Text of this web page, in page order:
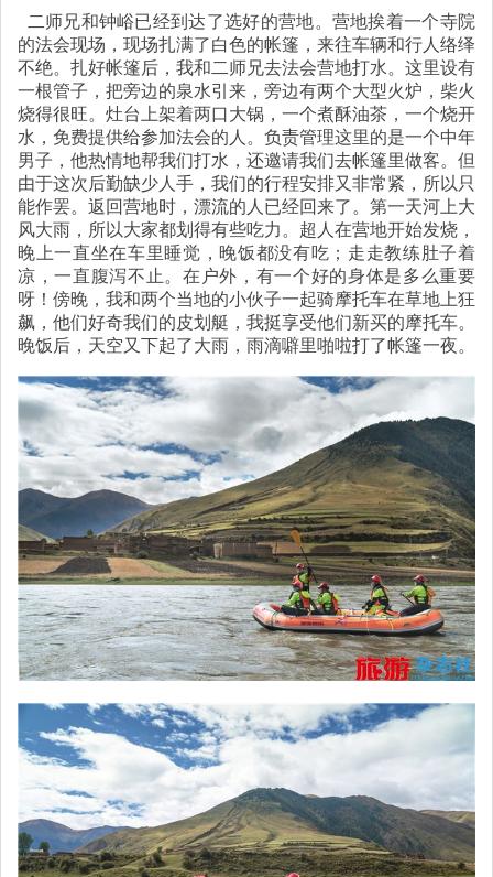
二师兄和钟峪已经到达了选好的营地。营地挨着一个寺院
的法会现场，现场扎满了白色的帐篷，来往车辆和行人络绎
不绝。扎好帐篷后，我和二师兄去法会营地打水。这里设有
一根管子，把旁边的泉水引来，旁边有两个大型火炉，柴火
烧得很旺。灶台上架着两口大锅，一个煮酥油茶，一个烧开
水，免费提供给参加法会的人。负责管理这里的是一个中年
男子，他热情地帮我们打水，还邀请我们去帐篷里做客。但
由于这次后勤缺少人手，我们的行程安排又非常紧，所以只
能作罢。返回营地时，漂流的人已经回来了。第一天河上大
风大雨，所以大家都划得有些吃力。超人在营地开始发烧，
晚上一直坐在车里睡觉，晚饭都没有吃；走走教练肚子着
凉，一直腹泻不止。在户外，有一个好的身体是多么重要
呀！傍晚，我和两个当地的小伙子一起骑摩托车在草地上狂
飙，他们好奇我们的皮划艇，我挺享受他们新买的摩托车。
晚饭后，天空又下起了大雨，雨滴噼里啪啦打了帐篷一夜。